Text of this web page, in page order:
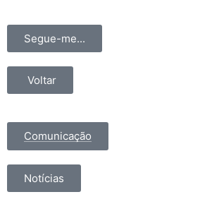
Segue-me...
Voltar
Comunicação
Notícias